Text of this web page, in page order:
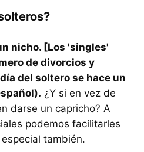
nicho. [Los 'singles'
de divorcios y
del soltero se hace un
¿Y si en vez de
darse un capricho? A
podemos facilitarles
también.